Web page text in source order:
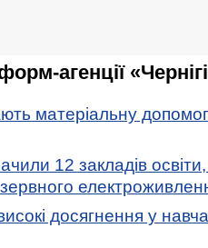
агенції
матеріальну
12 закладів
досягнення у